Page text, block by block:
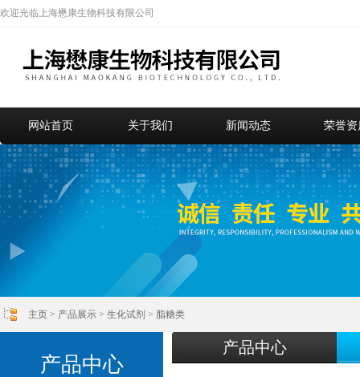
欢迎光临上海懋康生物科技有限公司
网站首页 关于我们 新闻动态 荣誉资
主页 > 产品展示 > 生化试剂 > 脂糖类
产品中心
产品中心